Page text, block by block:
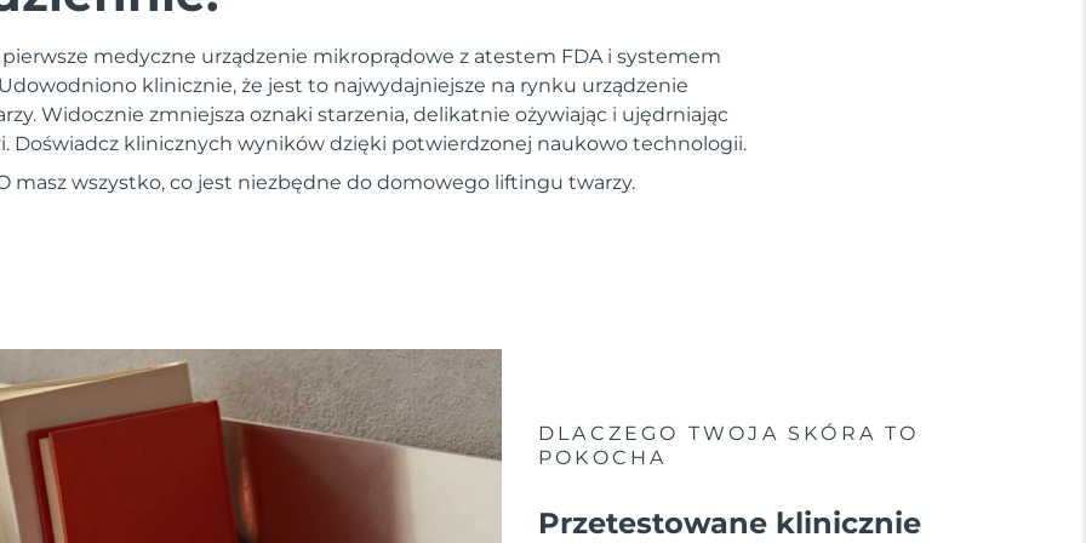
medyczne urządzenie mikroprądowe z atestem FDA i systemem
klinicznie, że jest to najwydajniejsze na rynku urządzenie
Widocznie zmniejsza oznaki starzenia, delikatnie ożywiając i ujędrniając
Doświadcz klinicznych wyników dzięki potwierdzonej naukowo technologii.
masz wszystko, co jest niezbędne do domowego liftingu twarzy.
DLACZEGO TWOJA SKÓRA TO
POKOCHA
Przetestowane klinicznie